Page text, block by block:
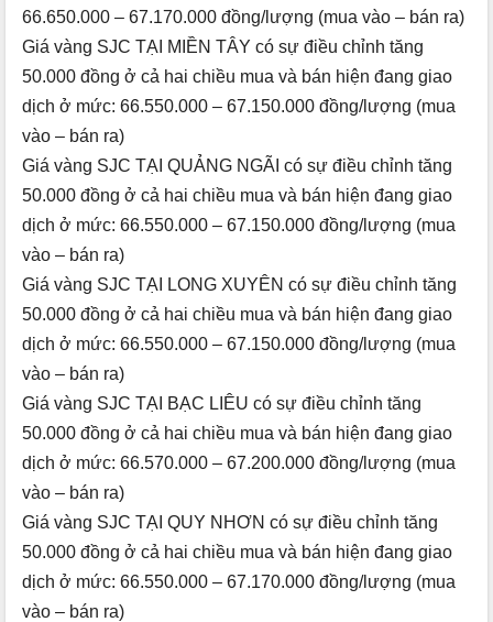
66.650.000 – 67.170.000 đồng/lượng (mua vào – bán ra)
Giá vàng SJC TẠI MIỀN TÂY có sự điều chỉnh tăng
50.000 đồng ở cả hai chiều mua và bán hiện đang giao
dịch ở mức: 66.550.000 – 67.150.000 đồng/lượng (mua
vào – bán ra)
Giá vàng SJC TẠI QUẢNG NGÃI có sự điều chỉnh tăng
50.000 đồng ở cả hai chiều mua và bán hiện đang giao
dịch ở mức: 66.550.000 – 67.150.000 đồng/lượng (mua
vào – bán ra)
Giá vàng SJC TẠI LONG XUYÊN có sự điều chỉnh tăng
50.000 đồng ở cả hai chiều mua và bán hiện đang giao
dịch ở mức: 66.550.000 – 67.150.000 đồng/lượng (mua
vào – bán ra)
Giá vàng SJC TẠI BẠC LIÊU có sự điều chỉnh tăng
50.000 đồng ở cả hai chiều mua và bán hiện đang giao
dịch ở mức: 66.570.000 – 67.200.000 đồng/lượng (mua
vào – bán ra)
Giá vàng SJC TẠI QUY NHƠN có sự điều chỉnh tăng
50.000 đồng ở cả hai chiều mua và bán hiện đang giao
dịch ở mức: 66.550.000 – 67.170.000 đồng/lượng (mua
vào – bán ra)